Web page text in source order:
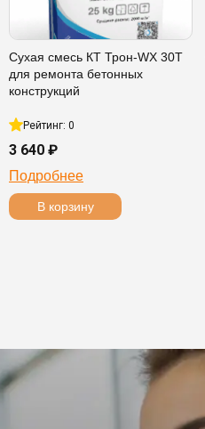
Сухая смесь КТ Трон-WX 30T
для ремонта бетонных
конструкций
Рейтинг: 0
3 640 ₽
Подробнее
В корзину